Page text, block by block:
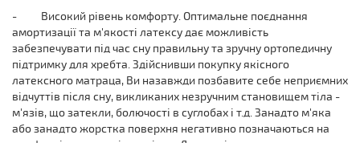
-
Високий рівень комфорту. Оптимальне поєднання
амортизації та м'якості латексу дає можливість
забезпечувати під час сну правильну та зручну ортопедичну
підтримку для хребта. Здійснивши покупку якісного
латексного матраца, Ви назавжди позбавите себе неприємних
відчуттів після сну, викликаних незручним становищем тіла -
м'язів, що затекли, болючості в суглобах і т.д. Занадто м'яка
або занадто жорстка поверхня негативно позначаються на